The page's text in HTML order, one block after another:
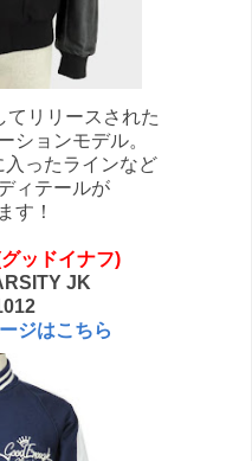
てリリースされた
ションモデル。
ったラインなど
ィテールが
す！
ッドイナフ)
JK
ジはこちら